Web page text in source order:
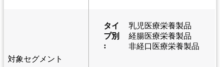
対象セグメント
タイ
プ別
:
乳児医療栄養製品
経腸医療栄養製品
非経口医療栄養製品